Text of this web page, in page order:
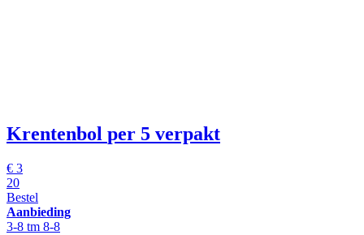
Krentenbol per 5 verpakt
€ 3
20
Bestel
Aanbieding
3-8 tm 8-8